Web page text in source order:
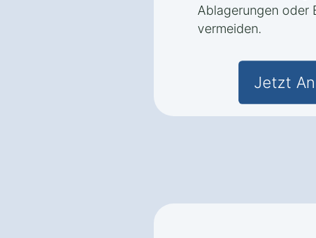
Ablagerungen oder
vermeiden.
Jetzt